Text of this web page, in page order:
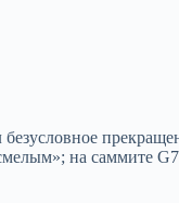
на саммите